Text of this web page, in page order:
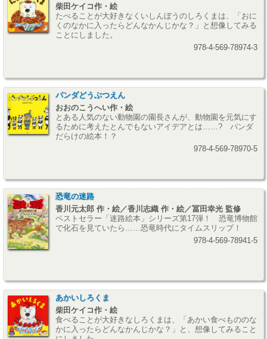
柴田ケイコ作・絵
たべることが大好きなくいしんぼうのしろくまは、「おに
くのなかに入ったらどんなかんじかな？」と想像してみる
ことにしました。
978-4-569-78974-3
パンダどうぶつえん
おおのこうへい作・絵
とある人気のない動物園の園長さんが、動物園を元気にす
るために考えたとんでもないアイデアとは……? パンダ
だらけの絵本！？
978-4-569-78970-5
恐竜の迷路
香川元太郎 作・絵／香川志織 作・絵／冨田幸光 監修
ベストセラー「迷路絵本」シリーズ第17弾！ 恐竜博物館
で化石を見ていたら……恐竜時代にタイムスリップ！
978-4-569-78941-5
あかいしろくま
柴田ケイコ作・絵
食べることが大好きなしろくまは、「あかい食べもののな
かに入ったらどんなかんじかな？」と、想像してみること